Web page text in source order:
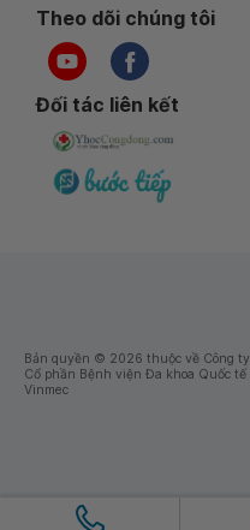
Theo dõi chúng tôi
Đối tác liên kết
Bản quyền © 2026 thuộc về Công ty
Cổ phần Bệnh viện Đa khoa Quốc tế
Vinmec